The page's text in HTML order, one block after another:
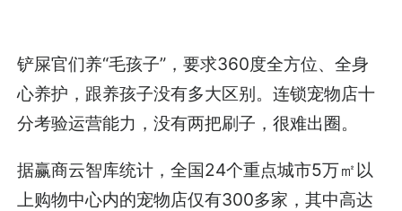
铲屎官们养“毛孩子”，要求360度全方位、全身
心养护，跟养孩子没有多大区别。连锁宠物店十
分考验运营能力，没有两把刷子，很难出圈。
据赢商云智库统计，全国24个重点城市5万㎡以
上购物中心内的宠物店仅有300多家，其中高达